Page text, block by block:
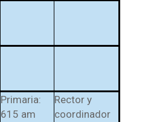
Primaria:
615 am
Rector y
coordinador